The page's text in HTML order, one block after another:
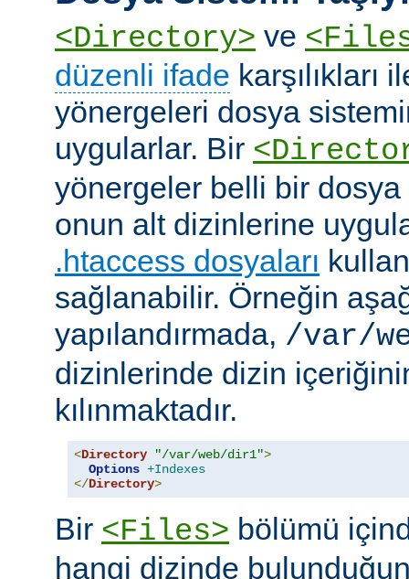
<Directory> ve
düzenli ifade karşılıkları
yönergeleri dosya
uygularlar. Bir
yönergeler belli bir
onun alt dizinlerine
.htaccess dosyaları
sağlanabilir. Örneğin
yapılandırmada, /var/
dizinlerinde dizin
kılınmaktadır.
<Directory "/var/web/dir1">
Options +Indexes
</Directory>
Bir <Files> bölümü
hangi dizinde